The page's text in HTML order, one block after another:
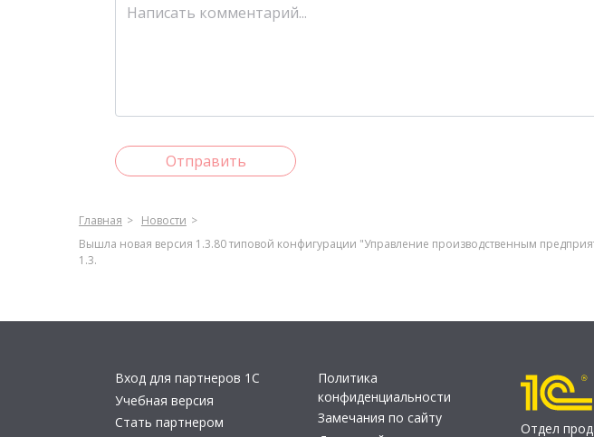
Отправить
Главная
Новости
Вышла новая версия 1.3.80 типовой конфигурации "Управление производственным
1.3.
Вход для партнеров 1С
Учебная версия
Стать партнером
Политика
конфиденциальности
Замечания по сайту
Отдел